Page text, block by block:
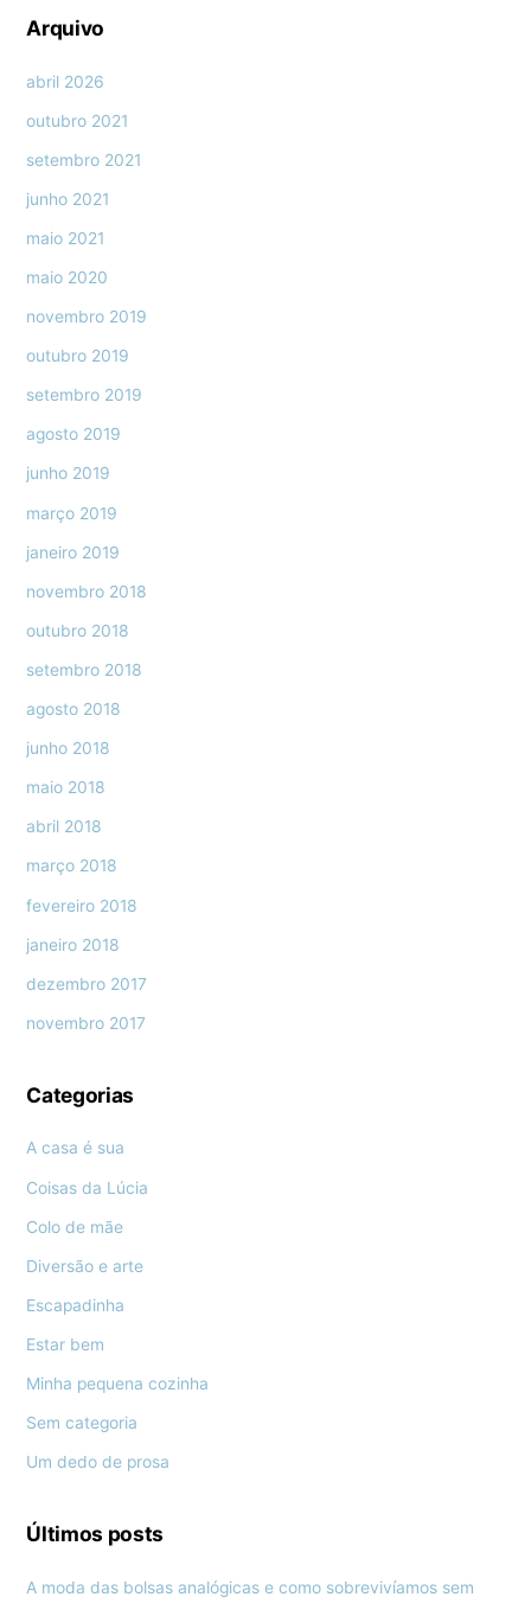
Arquivo
abril 2026
outubro 2021
setembro 2021
junho 2021
maio 2021
maio 2020
novembro 2019
outubro 2019
setembro 2019
agosto 2019
junho 2019
março 2019
janeiro 2019
novembro 2018
outubro 2018
setembro 2018
agosto 2018
junho 2018
maio 2018
abril 2018
março 2018
fevereiro 2018
janeiro 2018
dezembro 2017
novembro 2017
Categorias
A casa é sua
Coisas da Lúcia
Colo de mãe
Diversão e arte
Escapadinha
Estar bem
Minha pequena cozinha
Sem categoria
Um dedo de prosa
Últimos posts
A moda das bolsas analógicas e como sobrevivíamos sem